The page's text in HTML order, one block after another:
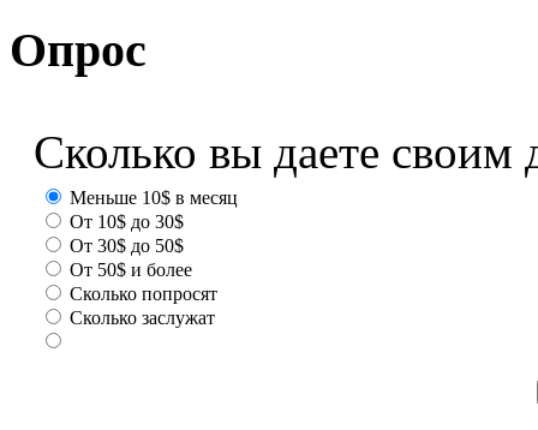
Опрос
Сколько вы даете своим
Меньше 10$ в месяц
От 10$ до 30$
От 30$ до 50$
От 50$ и более
Сколько попросят
Сколько заслужат